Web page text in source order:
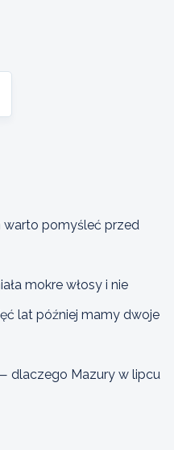
warto pomyśleć przed
mokre włosy i nie
lat później mamy dwoje
dlaczego Mazury w lipcu